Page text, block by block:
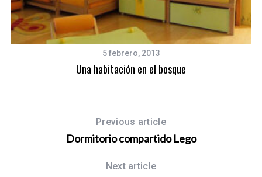
5 febrero, 2013
Una habitación en el bosque
Previous article
Dormitorio compartido Lego
Next article